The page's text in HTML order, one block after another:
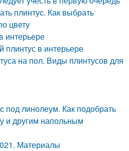
плинтус. Как выбрать
цвету
интерьере
в интерьере
на пол. Виды плинтусов для
под линолеум. Как подобрать
и другим напольным
Материалы